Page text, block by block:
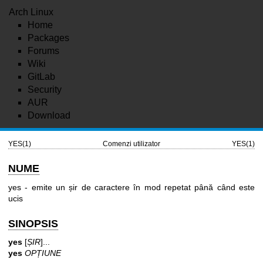
Arch Linux
Home
Packages
Forums
Wiki
GitLab
Security
AUR
Download
YES(1) Comenzi utilizator YES(1)
NUME
yes - emite un șir de caractere în mod repetat până când este
ucis
SINOPSIS
yes [ȘIR]...
yes OPȚIUNE